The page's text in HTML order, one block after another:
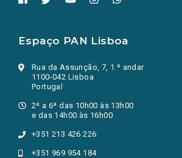
Espaço PAN Lisboa
Rua da Assunção, 7, 1.º andar
1100-042 Lisboa
Portugal
2ª a 6ª das 10h00 às 13h00
e das 14h00 às 16h00
+351 213 426 226
+351 969 954 184